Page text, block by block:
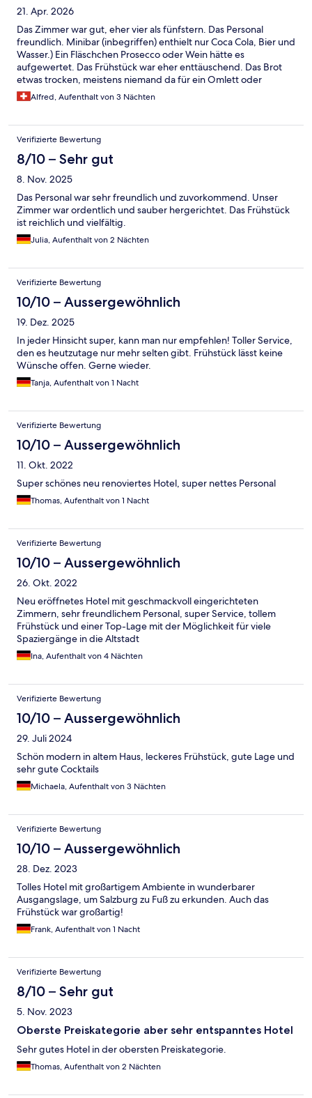
21. Apr. 2026
Das Zimmer war gut, eher vier als fünfstern. Das Personal
freundlich. Minibar (inbegriffen) enthielt nur Coca Cola, Bier und
Wasser.) Ein Fläschchen Prosecco oder Wein hätte es
aufgewertet. Das Frühstück war eher enttäuschend. Das Brot
etwas trocken, meistens niemand da für ein Omlett oder
Spiegelei. Nur Naturjoghurt und kaltes Rührei. Die Bar haben
wir nicht konsultiert. Das Hotel und die Rezeption verdienen nur
angepriesen.
Alfred, Aufenthalt von 3 Nächten
Verifizierte Bewertung
8/10 – Sehr gut
8. Nov. 2025
Das Personal war sehr freundlich und zuvorkommend. Unser
Zimmer war ordentlich und sauber hergerichtet. Das Frühstück
ist reichlich und vielfältig.
Julia, Aufenthalt von 2 Nächten
Verifizierte Bewertung
10/10 – Aussergewöhnlich
19. Dez. 2025
In jeder Hinsicht super, kann man nur empfehlen! Toller Service,
den es heutzutage nur mehr selten gibt. Frühstück lässt keine
Wünsche offen. Gerne wieder.
Tanja, Aufenthalt von 1 Nacht
Verifizierte Bewertung
10/10 – Aussergewöhnlich
11. Okt. 2022
Super schönes neu renoviertes Hotel, super nettes Personal
Thomas, Aufenthalt von 1 Nacht
Verifizierte Bewertung
10/10 – Aussergewöhnlich
26. Okt. 2022
Neu eröffnetes Hotel mit geschmackvoll eingerichteten
Zimmern, sehr freundlichem Personal, super Service, tollem
Frühstück und einer Top-Lage mit der Möglichkeit für viele
Spaziergänge in die Altstadt
Ina, Aufenthalt von 4 Nächten
Verifizierte Bewertung
10/10 – Aussergewöhnlich
29. Juli 2024
Schön modern in altem Haus, leckeres Frühstück, gute Lage und
sehr gute Cocktails
Michaela, Aufenthalt von 3 Nächten
Verifizierte Bewertung
10/10 – Aussergewöhnlich
28. Dez. 2023
Tolles Hotel mit großartigem Ambiente in wunderbarer
Ausgangslage, um Salzburg zu Fuß zu erkunden. Auch das
Frühstück war großartig!
Frank, Aufenthalt von 1 Nacht
Verifizierte Bewertung
8/10 – Sehr gut
5. Nov. 2023
Oberste Preiskategorie aber sehr entspanntes Hotel
Sehr gutes Hotel in der obersten Preiskategorie.
Thomas, Aufenthalt von 2 Nächten